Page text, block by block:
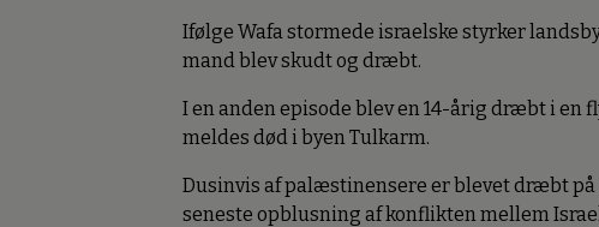
Ifølge Wafa stormede israelske styrker
mand blev skudt og dræbt.
I en anden episode blev en 14-årig dræbt i en
meldes død i byen Tulkarm.
Dusinvis af palæstinensere er blevet dræbt
seneste opblusning af konflikten mellem